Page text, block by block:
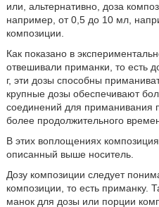
или, альтернативно, доза
например, от 0,5 до 10 мл,
композиции.
Как показано в
отвешивали приманки, то есть
г, эти дозы способны
крупные дозы обеспечивают
соединений для приманивания
более продолжительного
В этих воплощениях
описанный выше носитель.
Дозу композиции следует
композиции, то есть приманку.
манок для дозы или порции